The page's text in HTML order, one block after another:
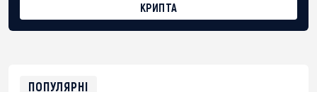
КРИПТА
0xfD02863D3289416fcF50975c9DFda13623f97758
ПОПУЛЯРНІ